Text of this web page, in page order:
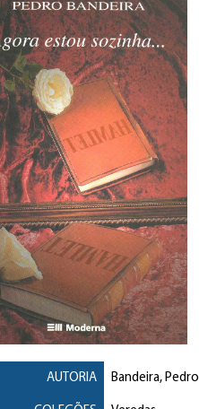
AUTORIA Bandeira, Pedro